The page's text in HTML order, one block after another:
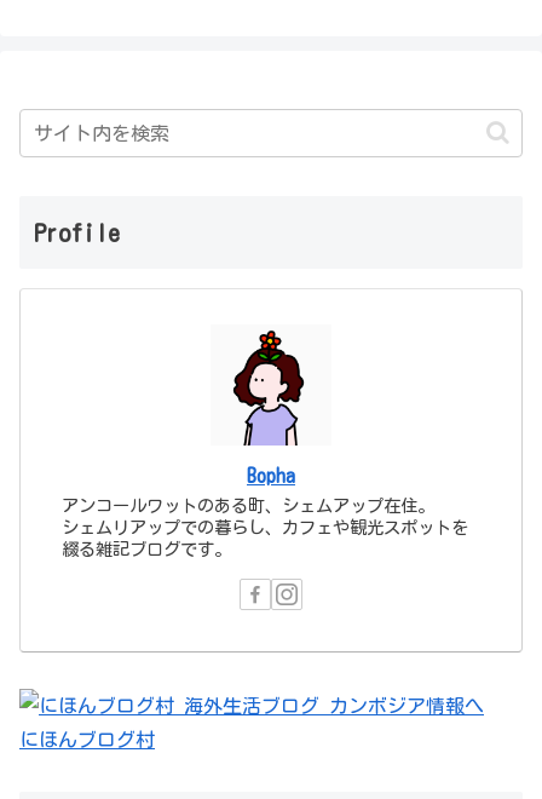
Profile
Bopha
アンコールワットのある町、シェムアップ在住。
シェムリアップでの暮らし、カフェや観光スポットを
綴る雑記ブログです。
にほんブログ村